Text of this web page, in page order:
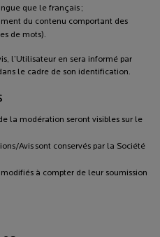
que le français ;
du contenu comportant des
de mots).
l’Utilisateur en sera informé par
le cadre de son identification.
la modération seront visibles sur le
Avis sont conservés par la Société
à compter de leur soumission